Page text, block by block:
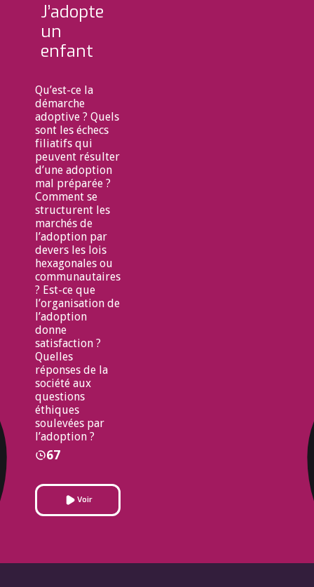
J’adopte
un
enfant
Qu’est-ce la
démarche
adoptive ? Quels
sont les échecs
filiatifs qui
peuvent résulter
d’une adoption
mal préparée ?
Comment se
structurent les
marchés de
l’adoption par
devers les lois
hexagonales ou
communautaires
? Est-ce que
l’organisation de
l’adoption
donne
satisfaction ?
Quelles
réponses de la
société aux
questions
éthiques
soulevées par
l’adoption ?
67
Voir